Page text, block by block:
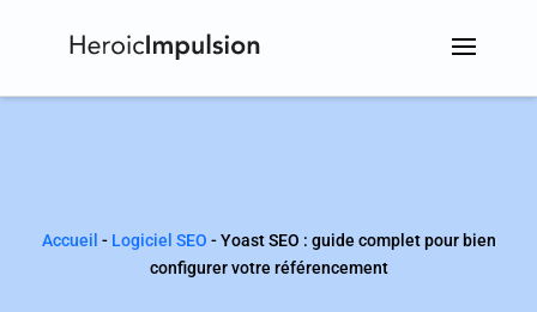
Accueil - Logiciel SEO -Yoast SEO : guide complet pour bien
configurer votre référencement